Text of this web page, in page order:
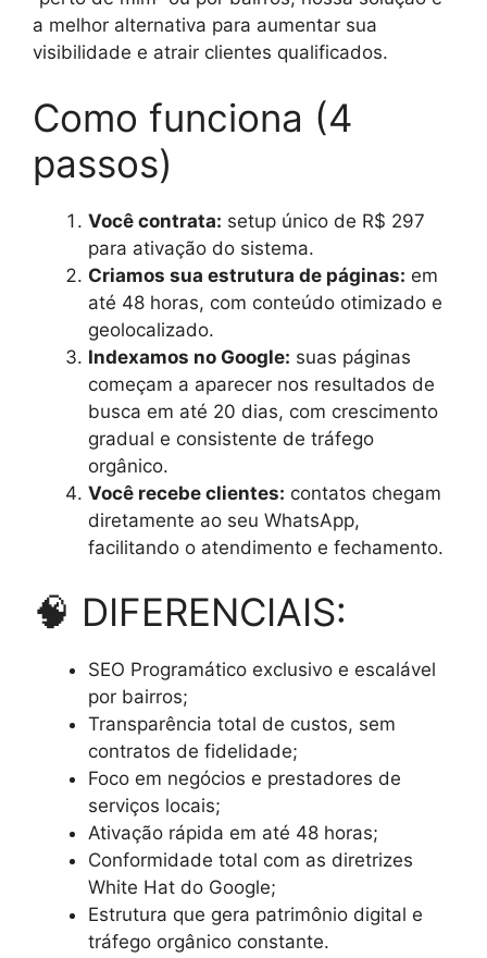
a melhor alternativa para aumentar sua
visibilidade e atrair clientes qualificados.
Como funciona (4
passos)
Você contrata: setup único de R$ 297
para ativação do sistema.
Criamos sua estrutura de páginas: em
até 48 horas, com conteúdo otimizado e
geolocalizado.
Indexamos no Google: suas páginas
começam a aparecer nos resultados de
busca em até 20 dias, com crescimento
gradual e consistente de tráfego
orgânico.
Você recebe clientes: contatos chegam
diretamente ao seu WhatsApp,
facilitando o atendimento e fechamento.
🧠 DIFERENCIAIS:
SEO Programático exclusivo e escalável
por bairros;
Transparência total de custos, sem
contratos de fidelidade;
Foco em negócios e prestadores de
serviços locais;
Ativação rápida em até 48 horas;
Conformidade total com as diretrizes
White Hat do Google;
Estrutura que gera patrimônio digital e
tráfego orgânico constante.